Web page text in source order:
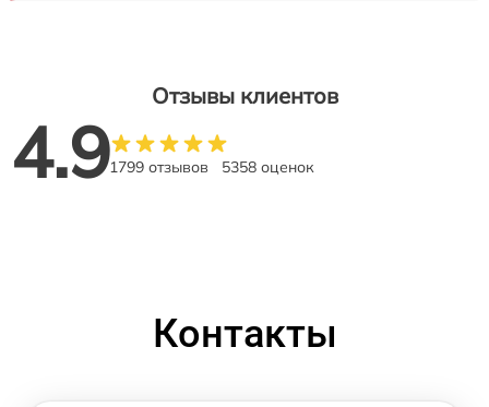
Отзывы клиентов
4.91799 отзывов 5358 оценок
Контакты